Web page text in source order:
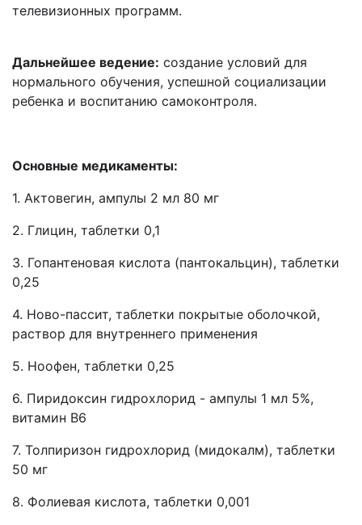
телевизионных программ.
Дальнейшее ведение: создание условий для
нормального обучения, успешной социализации
ребенка и воспитанию самоконтроля.
Основные медикаменты:
1. Актовегин, ампулы 2 мл 80 мг
2. Глицин, таблетки 0,1
3. Гопантеновая кислота (пантокальцин), таблетки
0,25
4. Ново-пассит, таблетки покрытые оболочкой,
раствор для внутреннего применения
5. Ноофен, таблетки 0,25
6. Пиридоксин гидрохлорид - ампулы 1 мл 5%,
витамин В6
7. Толпиризон гидрохлорид (мидокалм), таблетки
50 мг
8. Фолиевая кислота, таблетки 0,001